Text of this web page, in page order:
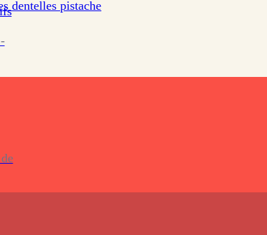
dentelles pistache